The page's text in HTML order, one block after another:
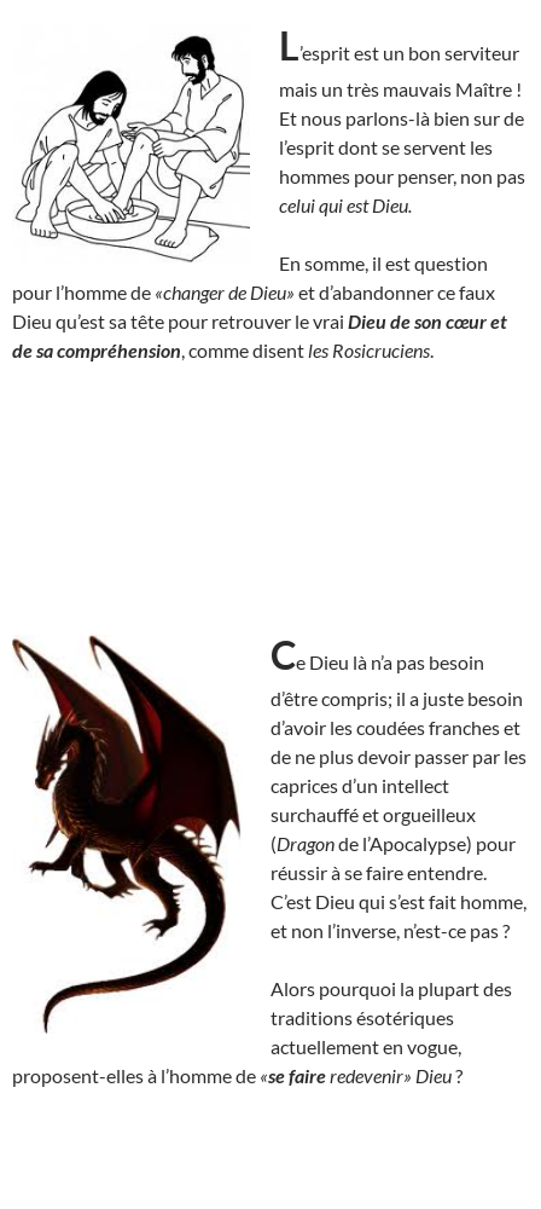
L’esprit est un bon serviteur
mais un très mauvais Maître !
Et nous parlons-là bien sur de
l’esprit dont se servent les
hommes pour penser, non pas
celui qui est Dieu.
En somme, il est question
pour l’homme de «changer de Dieu» et d’abandonner ce faux
Dieu qu’est sa tête pour retrouver le vrai Dieu de son cœur et
de sa compréhension , comme disent les Rosicruciens
Ce Dieu là n’a pas besoin
d’être compris; il a juste besoin
d’avoir les coudées franches et
de ne plus devoir passer par les
caprices d’un intellect
surchauffé et orgueilleux
(Dragonde l’Apocalypse) pour
réussir à se faire entendre.
C’est Dieu qui s’est fait homme,
et non l’inverse, n’est-ce pas ?
Alors pourquoi la plupart des
traditions ésotériques
actuellement en vogue,
proposent-elles à l’homme de «se faireredevenir» Dieu?